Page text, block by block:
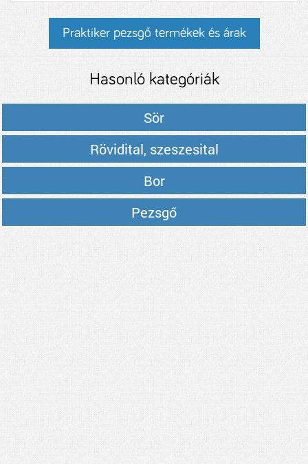
Praktiker pezsgő termékek és árak
Hasonló kategóriák
Sör
Rövidital, szeszesital
Bor
Pezsgő